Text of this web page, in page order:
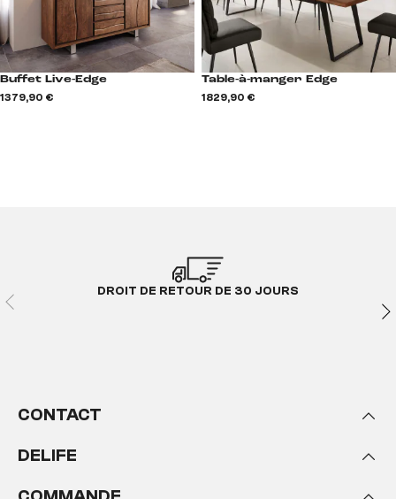
Buffet Live-Edge
1 379,90 €
Table-à-manger Edge
1 829,90 €
DROIT DE RETOUR DE 30 JOURS
CONTACT
DELIFE